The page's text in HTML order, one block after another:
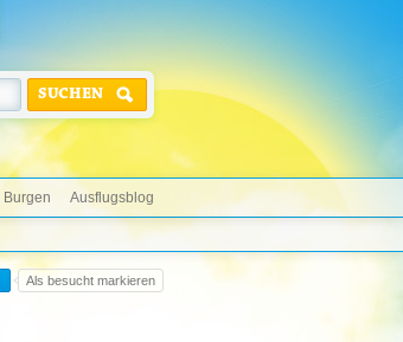
SUCHEN
Burgen Ausflugsblog
Als besucht markieren